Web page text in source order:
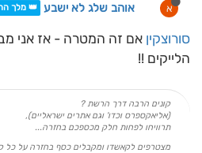
א אוהב שלג לא ישבע 👑 מלך
סורוצקין אם זה המטרה - אז אני
הלייקים !!
קונים הרבה דרך הרשת ?
(אליאקספרס וכדו' וגם אתרים ישראליים),
תרוויחו לפחות חלק מכספכם בחזרה...
מצטרפים לקאשדו ומקבלים כסף בחזרה על כל